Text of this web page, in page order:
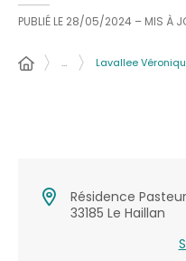
PUBLIÉ LE 28/05/2024 – MIS À
… Lavallee
Résidence
33185 Le Haillan